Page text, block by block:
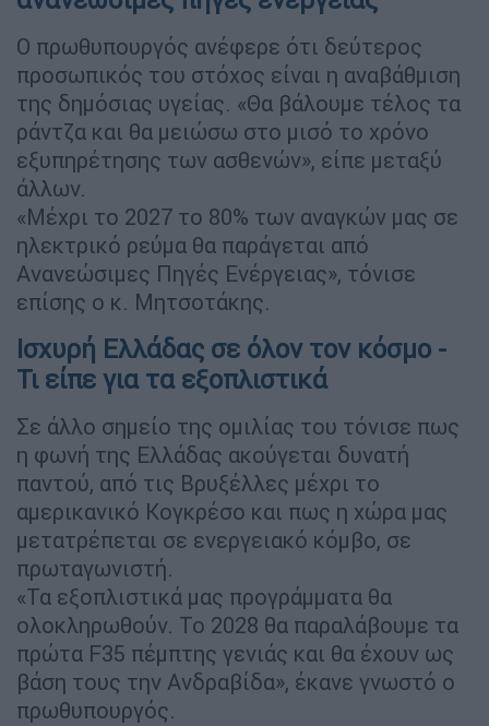
Ο πρωθυπουργός ανέφερε ότι δεύτερος
προσωπικός του στόχος είναι η αναβάθμιση
της δημόσιας υγείας. «Θα βάλουμε τέλος τα
ράντζα και θα μειώσω στο μισό το χρόνο
εξυπηρέτησης των ασθενών», είπε μεταξύ
άλλων.
«Μέχρι το 2027 το 80% των αναγκών μας σε
ηλεκτρικό ρεύμα θα παράγεται από
Ανανεώσιμες Πηγές Ενέργειας», τόνισε
επίσης ο κ. Μητσοτάκης.
Ισχυρή Ελλάδας σε όλον τον κόσμο -
Τι είπε για τα εξοπλιστικά
Σε άλλο σημείο της ομιλίας του τόνισε πως
η φωνή της Ελλάδας ακούγεται δυνατή
παντού, από τις Βρυξέλλες μέχρι το
αμερικανικό Κογκρέσο και πως η χώρα μας
μετατρέπεται σε ενεργειακό κόμβο, σε
πρωταγωνιστή.
«Τα εξοπλιστικά μας προγράμματα θα
ολοκληρωθούν. Το 2028 θα παραλάβουμε τα
πρώτα F35 πέμπτης γενιάς και θα έχουν ως
βάση τους την Ανδραβίδα», έκανε γνωστό ο
πρωθυπουργός.